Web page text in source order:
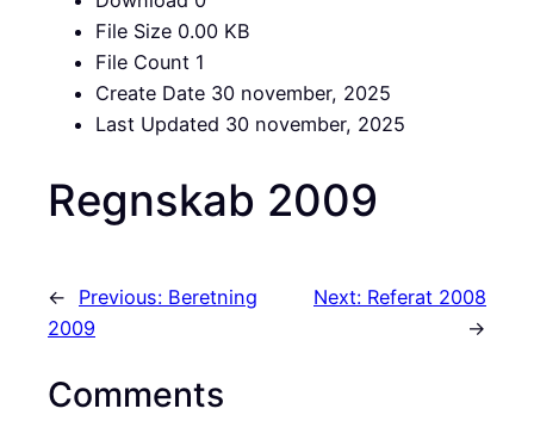
File Size 0.00 KB
File Count 1
Create Date 30 november, 2025
Last Updated 30 november, 2025
Regnskab 2009
← Previous: Beretning
2009
Next: Referat 2008
→
Comments